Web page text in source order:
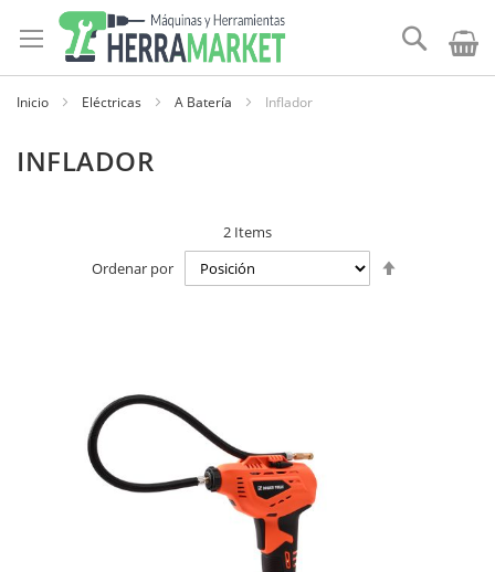
al
contenido
Buscar
Inicio Eléctricas A Batería Inflador
INFLADOR
2 Items
Ordenar por